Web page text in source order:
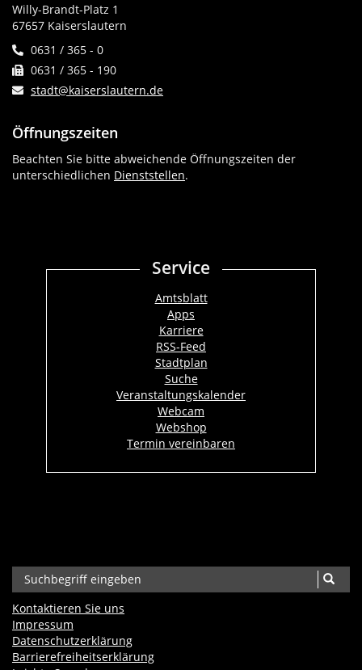
Willy-Brandt-Platz 1
67657 Kaiserslautern
0631 / 365 - 0
0631 / 365 - 190
stadt@kaiserslautern.de
Öffnungszeiten
Beachten Sie bitte abweichende Öffnungszeiten der
unterschiedlichen Dienststellen.
Service
Amtsblatt
Apps
Karriere
RSS-Feed
Stadtplan
Suche
Veranstaltungskalender
Webcam
Webshop
Termin vereinbaren
Kontaktieren Sie uns
Impressum
Datenschutzerklärung
Barrierefreiheits­erklärung